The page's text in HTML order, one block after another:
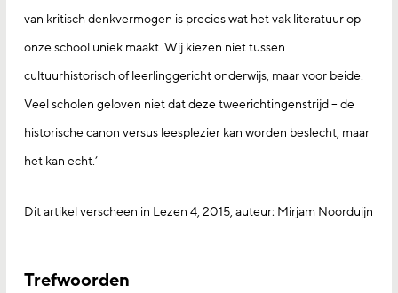
van kritisch denkvermogen is precies wat het vak literatuur op
onze school uniek maakt. Wij kiezen niet tussen
cultuurhistorisch of leerlinggericht onderwijs, maar voor beide.
Veel scholen geloven niet dat deze tweerichtingenstrijd – de
historische canon versus leesplezier kan worden beslecht, maar
het kan echt.’
Dit artikel verscheen in Lezen 4, 2015, auteur: Mirjam Noorduijn
Trefwoorden